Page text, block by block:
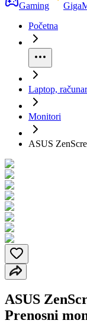
Gaming
Početna
Laptop,
Monitori
ASUS
ASUS
Prenosni